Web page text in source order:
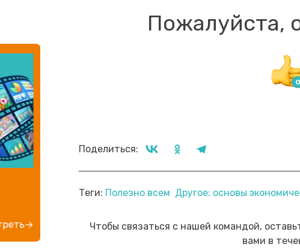
Пожалуйста,
Поделиться:
Теги: Полезно всем Другое: основы
Чтобы связаться с нашей командой,
вами в
Финансовый блогер»
Посмотреть→